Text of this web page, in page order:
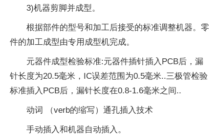
3)机器剪脚并成型。
根据部件的型号和加工后接受的标准调整机器。零
件的加工成型由专用成型机完成。
元器件成型检验标准:元器件插针插入PCB后，漏
针长度为20.5毫米，IC误差范围为0.5毫米..三极管检验
标准插入PCB后，漏针长度在0.8-1.6毫米之间..
动词 （verb的缩写）通孔插入技术
手动插入和机器自动插入。